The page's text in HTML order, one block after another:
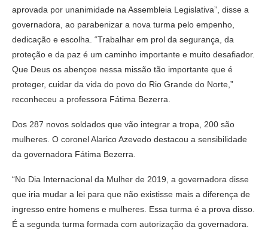
aprovada por unanimidade na Assembleia Legislativa”, disse a
governadora, ao parabenizar a nova turma pelo empenho,
dedicação e escolha. “Trabalhar em prol da segurança, da
proteção e da paz é um caminho importante e muito desafiador.
Que Deus os abençoe nessa missão tão importante que é
proteger, cuidar da vida do povo do Rio Grande do Norte,”
reconheceu a professora Fátima Bezerra.
Dos 287 novos soldados que vão integrar a tropa, 200 são
mulheres. O coronel Alarico Azevedo destacou a sensibilidade
da governadora Fátima Bezerra.
“No Dia Internacional da Mulher de 2019, a governadora disse
que iria mudar a lei para que não existisse mais a diferença de
ingresso entre homens e mulheres. Essa turma é a prova disso.
É a segunda turma formada com autorização da governadora.